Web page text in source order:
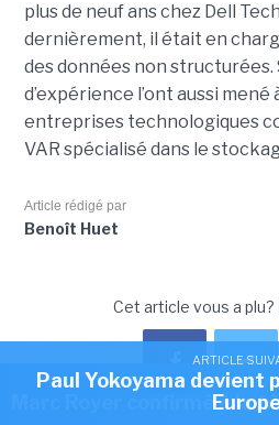
ARTICLE
Marc Royer confirmé à la
plus de neuf ans chez Dell
dernièrement, il était en
des données non structurées.
d’expérience l’ont aussi
entreprises technologiques
VAR spécialisé dans le
Article rédigé par
Benoît Huet
Cet article vous a plu?
ARTICLE
Paul Yokoyama devient